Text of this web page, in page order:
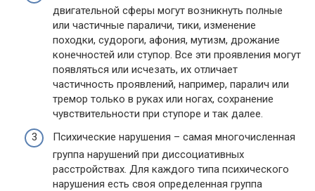
двигательной сферы могут возникнуть полные
или частичные параличи, тики, изменение
походки, судороги, афония, мутизм, дрожание
конечностей или ступор. Все эти проявления могут
появляться или исчезать, их отличает
частичность проявлений, например, паралич или
тремор только в руках или ногах, сохранение
чувствительности при ступоре и так далее.
Психические нарушения – самая многочисленная
группа нарушений при диссоциативных
расстройствах. Для каждого типа психического
нарушения есть своя определенная группа